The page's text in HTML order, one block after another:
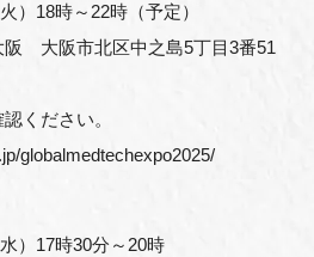
）18時～22時（予定）
阪 大阪市北区中之島5丁目3番51
ください。
globalmedtechexpo2025/
）17時30分～20時